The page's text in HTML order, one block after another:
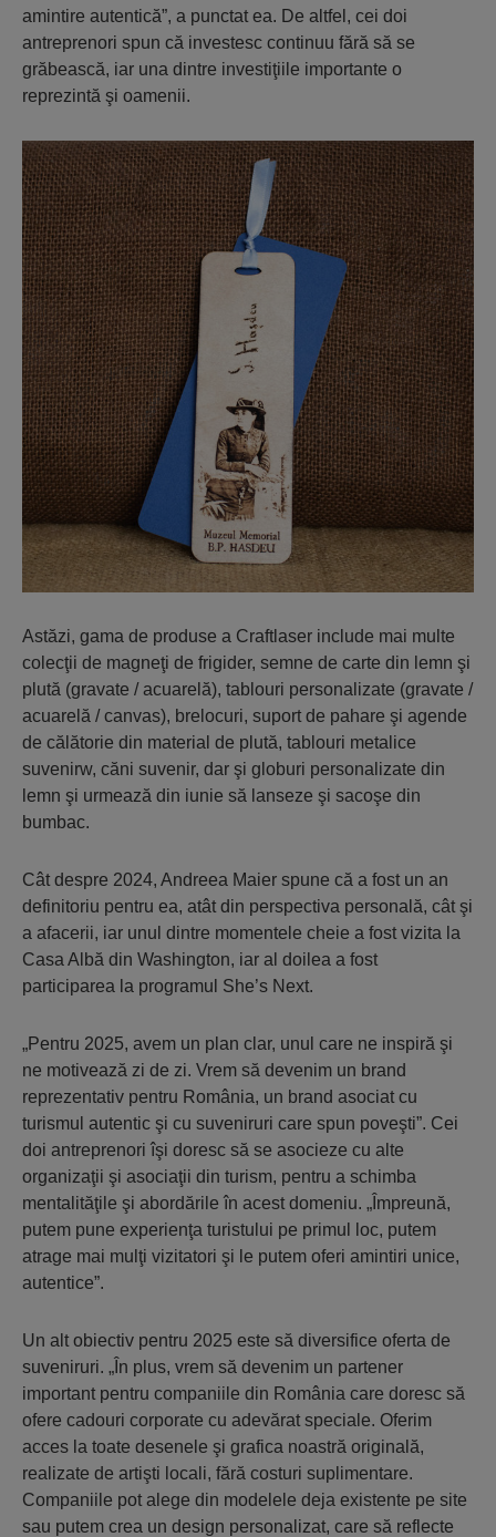
amintire autentică”, a punctat ea. De altfel, cei doi
antreprenori spun că investesc continuu fără să se
grăbească, iar una dintre investiţiile importante o
reprezintă şi oamenii.
Astăzi, gama de produse a Craftlaser include mai multe
colecţii de magneţi de frigider, semne de carte din lemn şi
plută (gravate / acuarelă), tablouri personalizate (gravate /
acuarelă / canvas), brelocuri, suport de pahare şi agende
de călătorie din material de plută, tablouri metalice
suvenirw, căni suvenir, dar şi globuri personalizate din
lemn şi urmează din iunie să lanseze şi sacoşe din
bumbac.
Cât despre 2024, Andreea Maier spune că a fost un an
definitoriu pentru ea, atât din perspectiva personală, cât şi
a afacerii, iar unul dintre momentele cheie a fost vizita la
Casa Albă din Washington, iar al doilea a fost
participarea la programul She’s Next.
„Pentru 2025, avem un plan clar, unul care ne inspiră şi
ne motivează zi de zi. Vrem să devenim un brand
reprezentativ pentru România, un brand asociat cu
turismul autentic şi cu suveniruri care spun poveşti”. Cei
doi antreprenori îşi doresc să se asocieze cu alte
organizaţii şi asociaţii din turism, pentru a schimba
mentalităţile şi abordările în acest domeniu. „Împreună,
putem pune experienţa turistului pe primul loc, putem
atrage mai mulţi vizitatori şi le putem oferi amintiri unice,
autentice”.
Un alt obiectiv pentru 2025 este să diversifice oferta de
suveniruri. „În plus, vrem să devenim un partener
important pentru companiile din România care doresc să
ofere cadouri corporate cu adevărat speciale. Oferim
acces la toate desenele şi grafica noastră originală,
realizate de artişti locali, fără costuri suplimentare.
Companiile pot alege din modelele deja existente pe site
sau putem crea un design personalizat, care să reflecte